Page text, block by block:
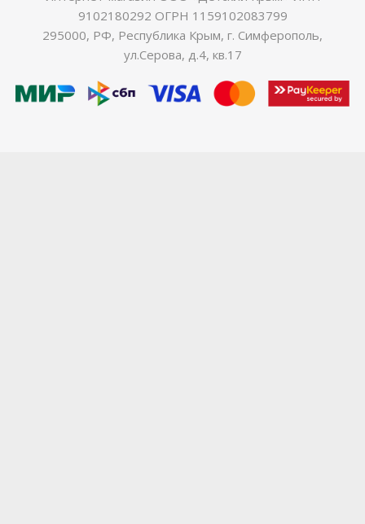
9102180292 ОГРН 1159102083799
295000, РФ, Республика Крым, г. Симферополь,
ул.Серова, д.4, кв.17